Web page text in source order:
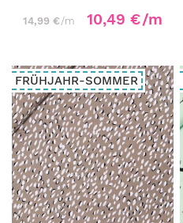
14,99 €/m 10,49 €/m
FRÜHJAHR-SOMMER